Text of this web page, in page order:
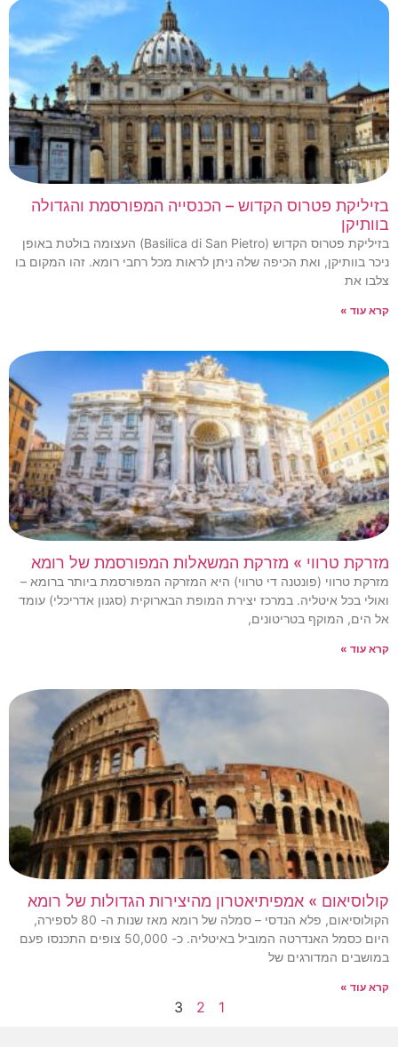
בזיליקת פטרוס הקדוש – הכנסייה המפורסמת והגדולה
בוותיקן
בזיליקת פטרוס הקדוש (Basilica di San Pietro) העצומה בולטת באופן
ניכר בוותיקן, ואת הכיפה שלה ניתן לראות מכל רחבי רומא. זהו המקום בו
צלבו את
קרא עוד »
מזרקת טרווי » מזרקת המשאלות המפורסמת של רומא
מזרקת טרווי (פונטנה די טרווי) היא המזרקה המפורסמת ביותר ברומא –
ואולי בכל איטליה. במרכז יצירת המופת הבארוקית (סגנון אדריכלי) עומד
אל הים, המוקף בטריטונים,
קרא עוד »
קולוסיאום » אמפיתיאטרון מהיצירות הגדולות של רומא
הקולוסיאום, פלא הנדסי – סמלה של רומא מאז שנות ה- 80 לספירה,
היום כסמל האנדרטה המוביל באיטליה. כ- 50,000 צופים התכנסו פעם
במושבים המדורגים של
קרא עוד »
1
2
3